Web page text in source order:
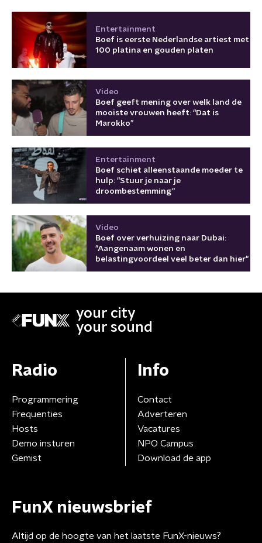
Entertainment
Boef is eerste Nederlandse artiest met
100 platina en gouden platen
Video
Boef geeft mening over welk land de
mooiste vrouwen heeft: “Dat is
Marokko”
Entertainment
Boef schiet alleenstaande moeder te
hulp: "Stuur je naar je
droombestemming"
Video
Boef over verhuizing naar Dubai:
"Aangenaam wonen en
belastingvoordeel veel beter dan hier"
your city
your sound
Radio
Programmering
Frequenties
Hosts
Demo insturen
Gemist
Info
Contact
Adverteren
Vacatures
NPO Campus
Download de app
FunX nieuwsbrief
Altijd op de hoogte van het laatste FunX-nieuws?